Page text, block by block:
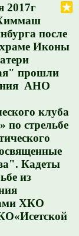
2017г
после
Иконы
прошли
АНО
клуба
по стрельбе
Кадеты
из
ХКО